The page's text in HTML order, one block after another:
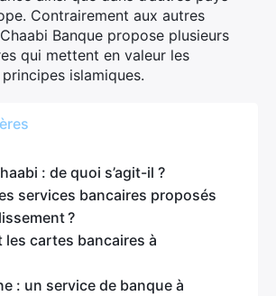
Contrairement aux autres
Banque propose plusieurs
qui mettent en valeur les
islamiques.
: de quoi s’agit-il ?
services bancaires proposés
?
les cartes bancaires à
: un service de banque à